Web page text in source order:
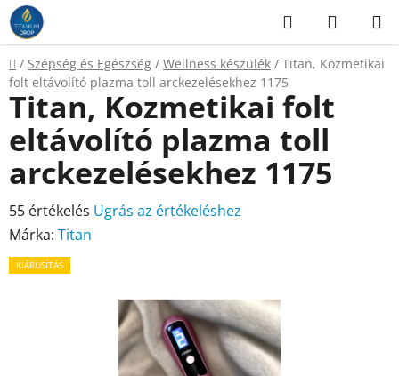
Ugrás
fő
tartalomhoz
KeresésKOSÁR
Kezdőlap
/ Szépség és Egészség / Wellness készülék / Titan, Kozmetikai
folt eltávolító plazma toll arckezelésekhez 1175
Titan, Kozmetikai folt
eltávolító plazma toll
arckezelésekhez 1175
A
termék
átlagos
55 értékelés Ugrás az értékeléshez
Márka: Titan
KIÁRUSÍTÁS